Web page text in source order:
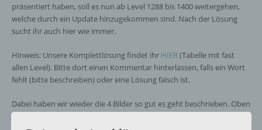
präsentiert haben, soll es nun ab Level 1288 bis 1400 weitergehen,
welche durch ein Update hinzugekommen sind. Nach der Lösung
sucht ihr auch hier wie immer.
Hinweis: Unsere Komplettlösung findet ihr HIER(Tabelle mit fast
allen Level). Bitte dort einen Kommentar hinterlassen, falls ein Wort
fehlt (bitte beschreiben) oder eine Lösung falsch ist.
Dabei haben wir wieder die 4 Bilder so gut es geht beschrieben. Oben
rechts findet ihr wieder unsere Suche, womit ihr die Schlagworte